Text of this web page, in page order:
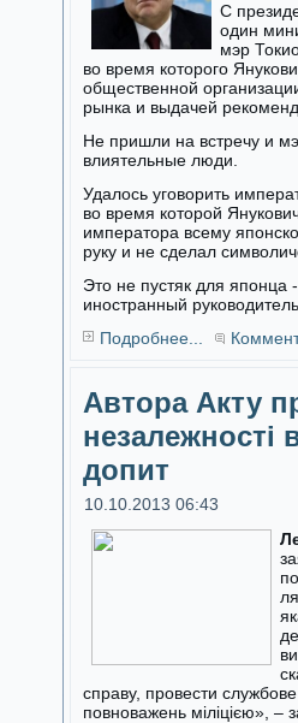
С
один
мэр
во время которого
общественной
рынка и выдачей
Не пришли на встречу и
влиятельные люди.
Удалось уговорить
во время которой
императора всему
руку и не сделал
Это не пустяк для японца
иностранный руководитель.
Подробнее...
Автора Акту
незалежності
допит
10.10.2013 06:43
справу, провести
повноважень міліцією», –